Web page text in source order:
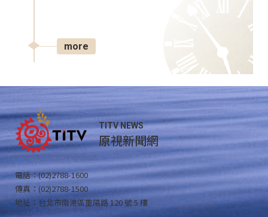
more
TITV NEWS
原視新聞網
電話：(02)2788-1600
傳真：(02)2788-1500
地址：台北市南港區重陽路 120 號 5 樓